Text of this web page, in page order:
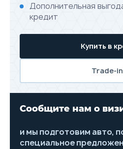
Дополнительная
кредит
Купить в
Trade-in
Сообщите нам о
и мы подготовим авто,
специальное